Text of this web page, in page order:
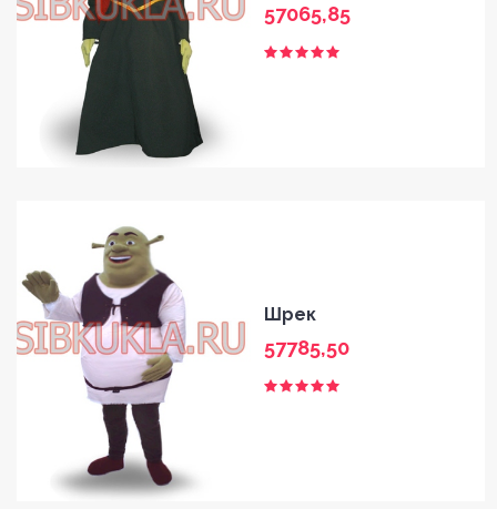
57065,85
Шрек
57785,50